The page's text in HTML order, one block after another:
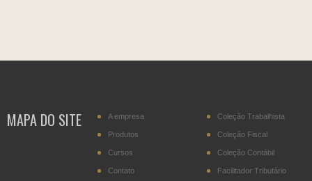
MAPA DO SITE A empresa
Produtos
Cursos
Contato
Coleção Trabalhista
Coleção Fiscal
Coleção Contábil
Facilitador Tributário